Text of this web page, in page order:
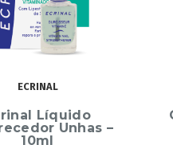
OLEOBAN
Pack Creme
450ml +
Diário 80G